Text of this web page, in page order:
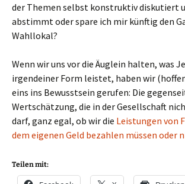
der Themen selbst konstruktiv diskutiert
abstimmt oder spare ich mir künftig den
Wahllokal?
Wenn wir uns vor die Äuglein halten, was
irgendeiner Form leistet, haben wir
eins ins Bewusstsein gerufen: Die
Wertschätzung, die in der Gesellschaft
darf, ganz egal, ob wir die Leistungen von
dem eigenen Geld bezahlen müssen oder
Teilen mit: